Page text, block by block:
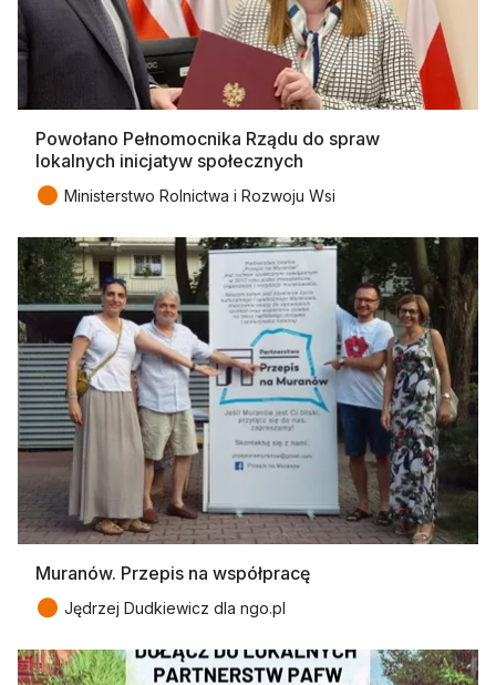
Powołano Pełnomocnika Rządu do spraw
lokalnych inicjatyw społecznych
● Ministerstwo Rolnictwa i Rozwoju Wsi
Muranów. Przepis na współpracę
● Jędrzej Dudkiewicz dla ngo.pl